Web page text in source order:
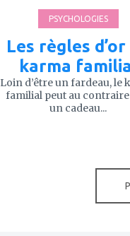
PSYCHOLOGIES
Les règles d’or
karma
Loin d’être un fardeau, le
familial peut au
un cadeau...